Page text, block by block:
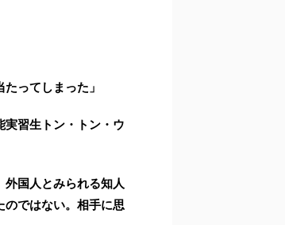
ってしまった」
習生トン・トン・ウ
国人とみられる知人
のではない。相手に思